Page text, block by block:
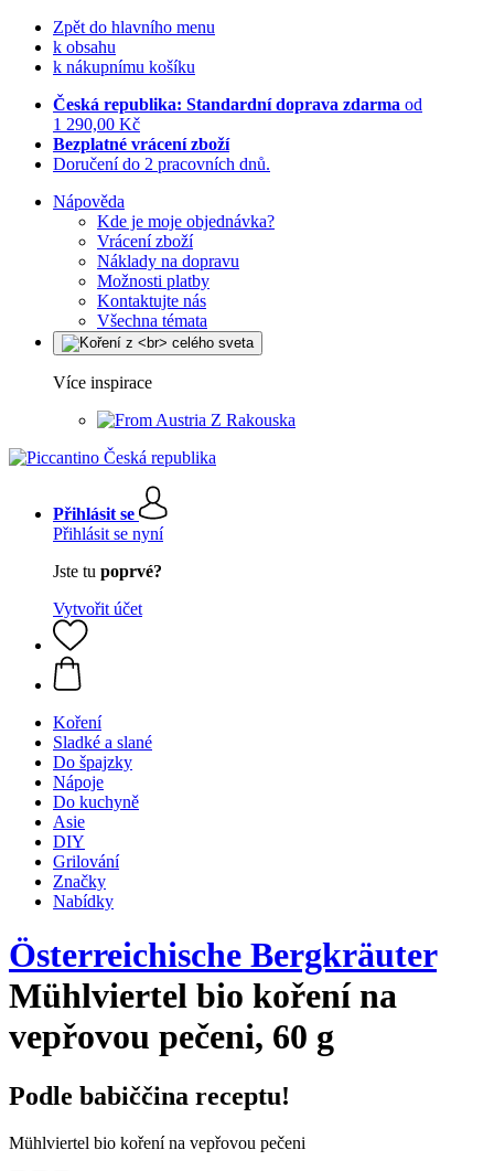
Zpět do hlavního menu
k obsahu
k nákupnímu košíku
Česká republika: Standardní doprava zdarma od
1 290,00 Kč
Bezplatné vrácení zboží
Doručení do 2 pracovních dnů.
Nápověda
Kde je moje objednávka?
Vrácení zboží
Náklady na dopravu
Možnosti platby
Kontaktujte nás
Všechna témata
Více inspirace
Z Rakouska
Přihlásit se
Přihlásit se nyní
Jste tu poprvé?
Vytvořit účet
Koření
Sladké a slané
Do špajzky
Nápoje
Do kuchyně
Asie
DIY
Grilování
Značky
Nabídky
Österreichische Bergkräuter
Mühlviertel bio koření na
vepřovou pečeni, 60 g
Podle babiččina receptu!
Mühlviertel bio koření na vepřovou pečeni